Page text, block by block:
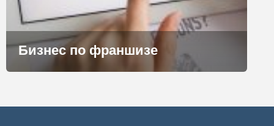
Бизнес по франшизе